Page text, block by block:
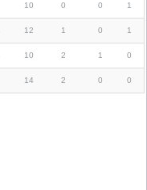
10 0 0 1
12 1 0 1
10 2 1 0
14 2 0 0